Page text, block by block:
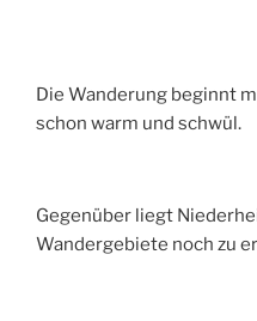
Die Wanderung beginnt
schon warm und schwül.
Gegenüber liegt
Wandergebiete noch zu